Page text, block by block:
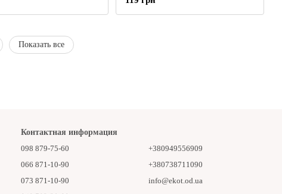
Показать все
Контактная информация
098 879-75-60
066 871-10-90
073 871-10-90
+380949556909
+380738711090
info@ekot.od.ua